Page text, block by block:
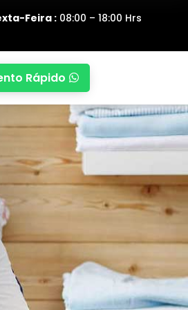
Feira :08:00 – 18:00 Hrs
Rápido 